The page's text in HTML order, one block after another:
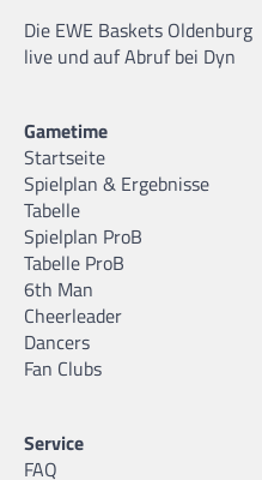
Die EWE Baskets Oldenburg
live und auf Abruf bei Dyn
Gametime
Startseite
Spielplan & Ergebnisse
Tabelle
Spielplan ProB
Tabelle ProB
6th Man
Cheerleader
Dancers
Fan Clubs
Service
FAQ